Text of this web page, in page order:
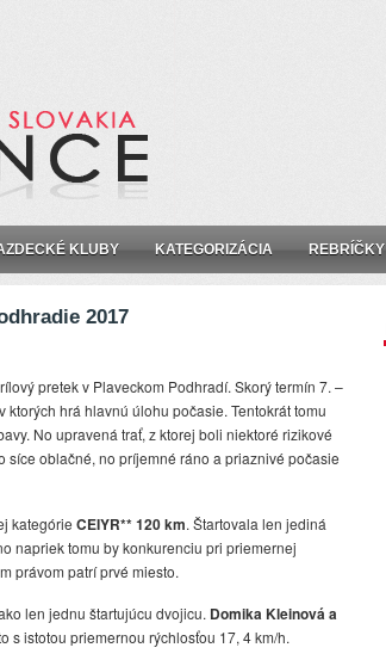
KLUBY KATEGORIZÁCIA REBRÍČKY
2017
pretek v Plaveckom Podhradí. Skorý termín 7. –
hrá hlavnú úlohu počasie. Tentokrát tomu
No upravená trať, z ktorej boli niektoré rizikové
oblačné, no príjemné ráno a priaznivé počasie
kategórie CEIYR** 120 km. Štartovala len jediná
napriek tomu by konkurenciu pri priemernej
právom patrí prvé miesto.
len jednu štartujúcu dvojicu. Domika Kleinová a
s istotou priemernou rýchlosťou 17, 4 km/h.